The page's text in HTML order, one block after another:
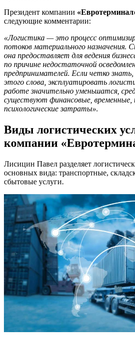
Президент компании
следующие комментарии:
«Логистика — это процесс
потоков материального назначения.
она предоставляет для ведения
по причине недостаточной
предпринимателей. Если четко
этого слова, эксплуатировать
работе значительно уменьшатся,
существуют финансовые, временные,
психологические затраты».
Виды логистических
компании
Лисицин Павел разделяет
основных вида: транспортные,
сбытовые услуги.